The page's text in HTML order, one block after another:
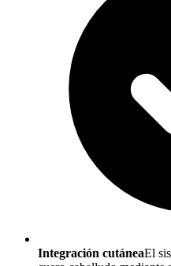
Integración cutáneaEl